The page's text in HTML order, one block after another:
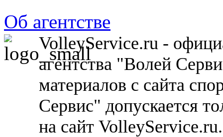
Об агентстве
VolleyService.ru -
агентства "Волей
материалов с сайта
Сервис" допускается
на сайт